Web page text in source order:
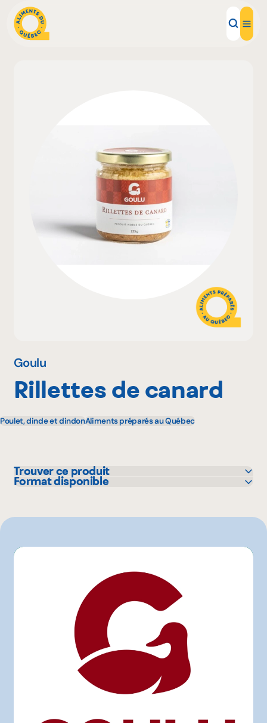
Inspirations d'ici
Restaurants
Institutions
Goulu
Rillettes de canard
Poulet, dinde et dindonAliments préparés au Québec
Trouver ce produit
IGA
Format disponible